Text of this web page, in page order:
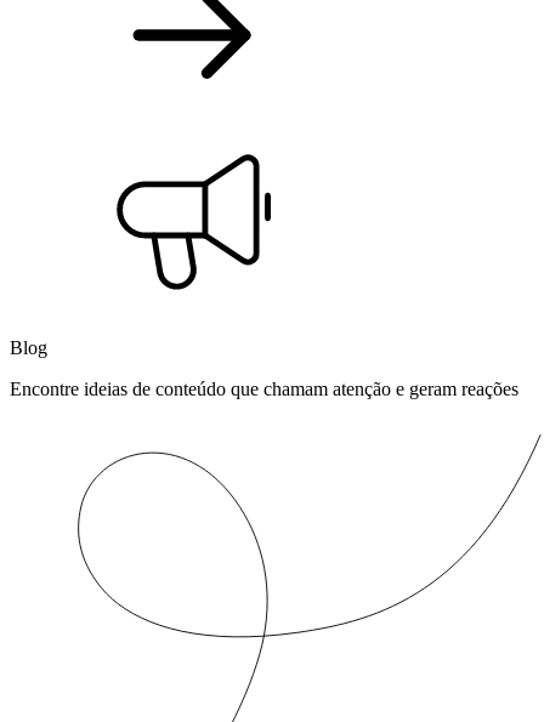
Blog
Encontre ideias de conteúdo que chamam atenção e geram reações